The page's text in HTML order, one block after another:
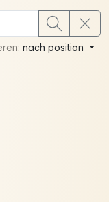
nach position